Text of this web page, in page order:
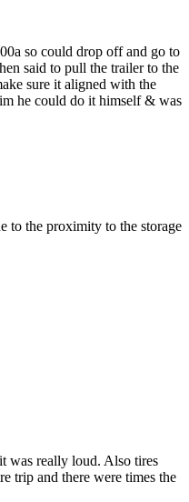
so could drop off and go to
said to pull the trailer to the
sure it aligned with the
he could do it himself & was
to the proximity to the storage
was really loud. Also tires
trip and there were times the